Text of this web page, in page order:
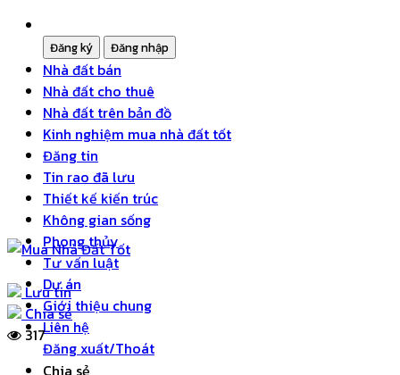
Nhà đất bán
Nhà đất cho thuê
Nhà đất trên bản đồ
Kinh nghiệm mua nhà đất tốt
Đăng tin
Tin rao đã lưu
Thiết kế kiến trúc
Không gian sống
Phong thủy
Tư vấn luật
Dự án
Giới thiệu chung
Liên hệ
Đăng xuất/Thoát
Lưu tin
Chia sẻ
317
Chia sẻ